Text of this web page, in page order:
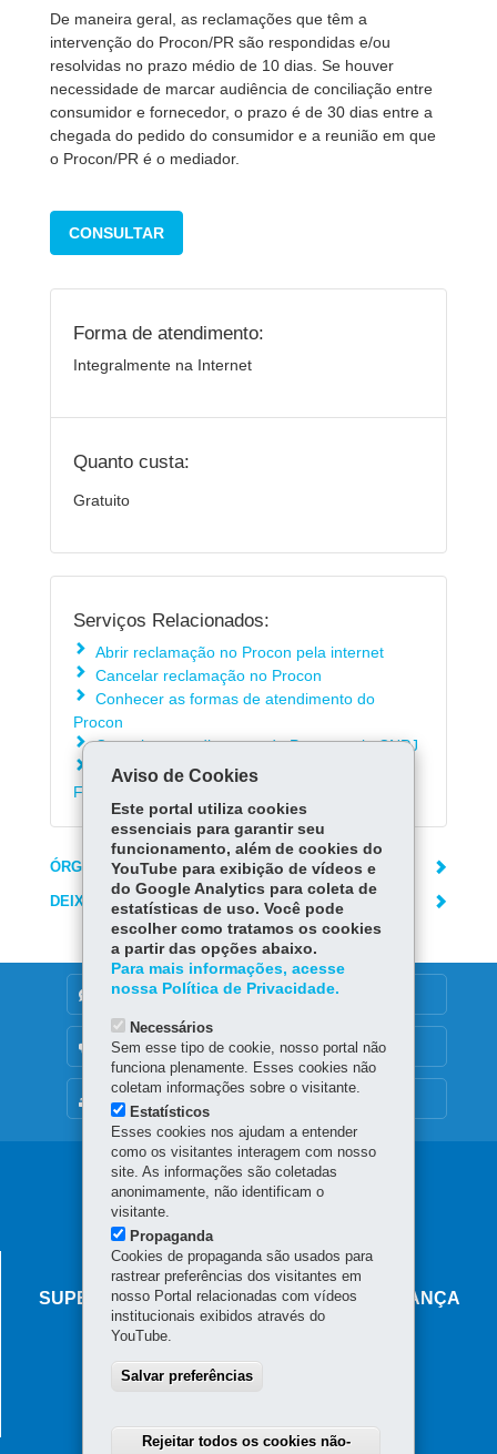
De maneira geral, as reclamações que têm a
intervenção do Procon/PR são respondidas e/ou
resolvidas no prazo médio de 10 dias. Se houver
necessidade de marcar audiência de conciliação entre
consumidor e fornecedor, o prazo é de 30 dias entre a
chegada do pedido do consumidor e a reunião em que
o Procon/PR é o mediador.
CONSULTAR
Forma de atendimento:
Integralmente na Internet
Quanto custa:
Gratuito
Serviços Relacionados:
Abrir reclamação no Procon pela internet
Cancelar reclamação no Procon
Conhecer as formas de atendimento do
Procon
Consultar atendimentos do Procon pelo CNPJ
Consultar Cadastro de Reclamações de
Fornecedores
ÓRGÃO RESPONSÁVEL
DEIXE SUA OPINIÃO
DENUNCIE CORRUPÇÃO
OUVIDORIA
Navegação
principal
AGÊNCIA DO MIGRANTE
SUPERINTENDÊNCIA-GERAL DE GOVERNANÇA
MIGRATÓRIA
80060-010-Curitiba
Aviso de Cookies
Este portal utiliza cookies
essenciais para garantir seu
funcionamento, além de cookies do
YouTube para exibição de vídeos e
do Google Analytics para coleta de
estatísticas de uso. Você pode
escolher como tratamos os cookies
a partir das opções abaixo.
Para mais informações, acesse
nossa Política de Privacidade.
Necessários
Sem esse tipo de cookie, nosso portal não
funciona plenamente. Esses cookies não
coletam informações sobre o visitante.
Estatísticos
Esses cookies nos ajudam a entender
como os visitantes interagem com nosso
site. As informações são coletadas
anonimamente, não identificam o
visitante.
Propaganda
Cookies de propaganda são usados para
rastrear preferências dos visitantes em
nosso Portal relacionadas com vídeos
institucionais exibidos através do
YouTube.
Salvar preferências
Rejeitar todos os cookies não-